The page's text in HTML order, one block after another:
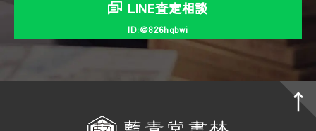
LINE査定相談
ID:＠826hqbwi